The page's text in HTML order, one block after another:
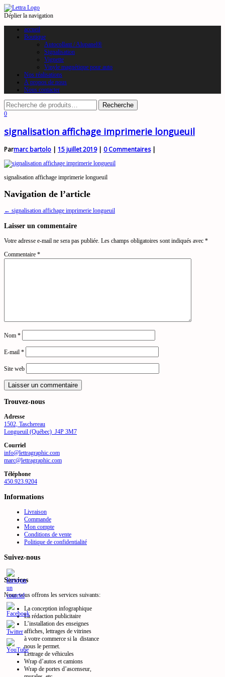
Déplier la navigation
accueil
Boutique
Autocollant / Alupanel®
Signalisation
Vignette
Vinyle magnétique pour auto
Nos réalisations
À propos de nous
Nous contacter
0
signalisation affichage imprimerie longueuil
Parmarc bartolo | 15 juillet 2019| 0 Commentaires|
signalisation affichage imprimerie longueuil
Navigation de l’article
← signalisation affichage imprimerie longueuil
Laisser un commentaire
Votre adresse e-mail ne sera pas publiée. Les champs obligatoires sont indiqués avec *
Commentaire *
Nom *
E-mail *
Site web
Trouvez-nous
Adresse
1502, Taschereau
Longueuil (Québec) J4P 3M7
Courriel
info@lettragraphic.com
marc@lettragraphic.com
Téléphone
450.923.9204
Informations
Livraison
Commande
Mon compte
Conditions de vente
Politique de confidentialité
Suivez-nous
Services
Nous vous offrons les services suivants:
La conception infographique
La rédaction publicitaire
L’installation des enseignes
affiches, lettrages de vitrines
à votre commerce si la distance
nous le permet.
Lettrage de véhicules
Wrap d’autos et camions
Wrap de portes d’ascenseur,